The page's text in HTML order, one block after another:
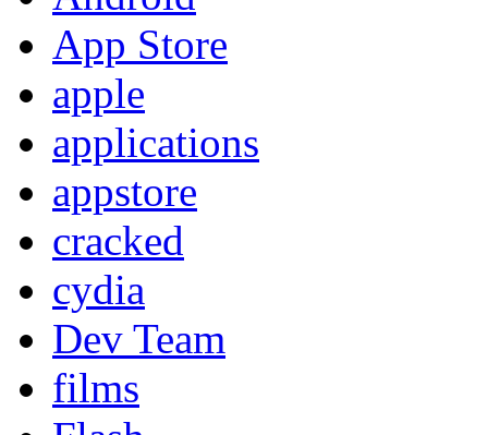
App Store
apple
applications
appstore
cracked
cydia
Dev Team
films